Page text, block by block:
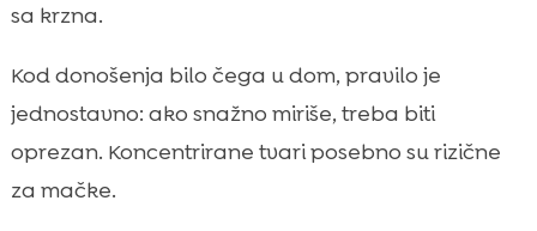
sa krzna.
Kod donošenja bilo čega u dom, pravilo je
jednostavno: ako snažno miriše, treba biti
oprezan. Koncentrirane tvari posebno su rizične
za mačke.